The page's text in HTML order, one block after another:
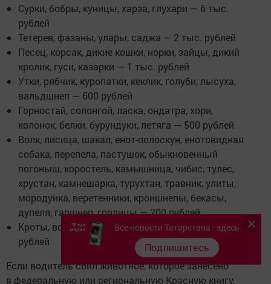
Сурки, бобры, куницы, харза, глухари — 6 тыс.
рублей
Тетерев, фазаны, улары, саджа — 2 тыс. рублей
Песец, корсак, дикие кошки, норки, зайцы, дикий
кролик, гуси, казарки — 1 тыс. рублей
Утки, рябчик, куропатки, кеклик, голуби, лысуха,
вальдшнеп — 600 рублей
Горностай, солонгой, ласка, ондатра, хори,
колонок, белки, бурундуки, летяга — 500 рублей
Волк, лисица, шакал, енот-полоскун, енотовидная
собака, перепела, пастушок, обыкновенный
погоныш, коростель, камышница, чибис, тулес,
хрустан, камнешарка, турухтан, травник, улиты,
мородунка, веретенники, кроншнепы, бекасы,
дупеля, гаршнеп, горлицы — 200 рублей
Кроты, водяная полевка, хомяки, суслики — 100
рублей
Если водитель сбил животное, которое занесено
в федеральную или региональную Красную книгу,
Все новости Татарстана - здесь
Подпишитесь